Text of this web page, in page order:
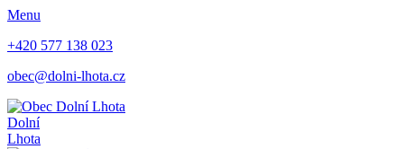
Menu
+420 577 138 023
obec@dolni-lhota.cz
Dolní
Lhota